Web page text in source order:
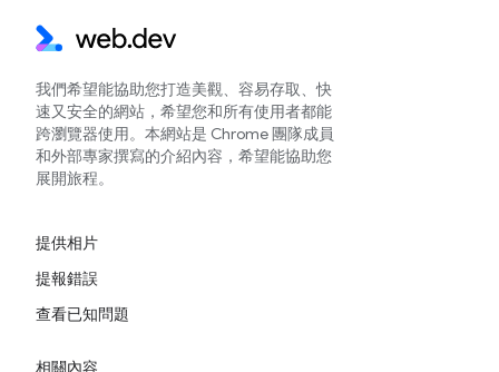
我們希望能協助您打造美觀、容易存取、快
速又安全的網站，希望您和所有使用者都能
跨瀏覽器使用。本網站是 Chrome 團隊成員
和外部專家撰寫的介紹內容，希望能協助您
展開旅程。
提供相片
提報錯誤
查看已知問題
相關內容